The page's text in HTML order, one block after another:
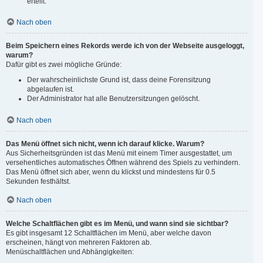
Nach oben
Beim Speichern eines Rekords werde ich von der Webseite ausgeloggt,
warum?
Dafür gibt es zwei mögliche Gründe:
Der wahrscheinlichste Grund ist, dass deine Forensitzung
abgelaufen ist.
Der Administrator hat alle Benutzersitzungen gelöscht.
Nach oben
Das Menü öffnet sich nicht, wenn ich darauf klicke. Warum?
Aus Sicherheitsgründen ist das Menü mit einem Timer ausgestattet, um
versehentliches automatisches Öffnen während des Spiels zu verhindern.
Das Menü öffnet sich aber, wenn du klickst und mindestens für 0.5
Sekunden festhältst.
Nach oben
Welche Schaltflächen gibt es im Menü, und wann sind sie sichtbar?
Es gibt insgesamt 12 Schaltflächen im Menü, aber welche davon
erscheinen, hängt von mehreren Faktoren ab.
Menüschaltflächen und Abhängigkeiten: